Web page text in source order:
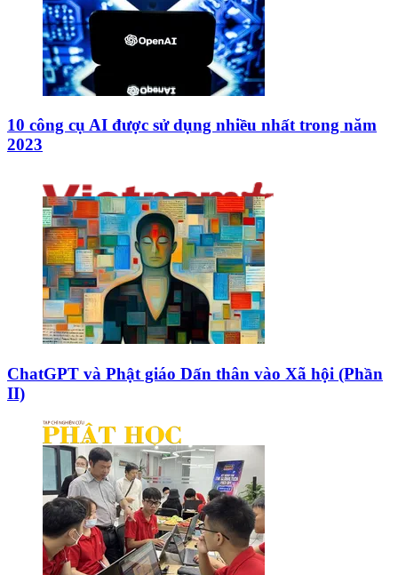
10 công cụ AI được sử dụng nhiều nhất trong năm
2023
ChatGPT và Phật giáo Dấn thân vào Xã hội (Phần
II)